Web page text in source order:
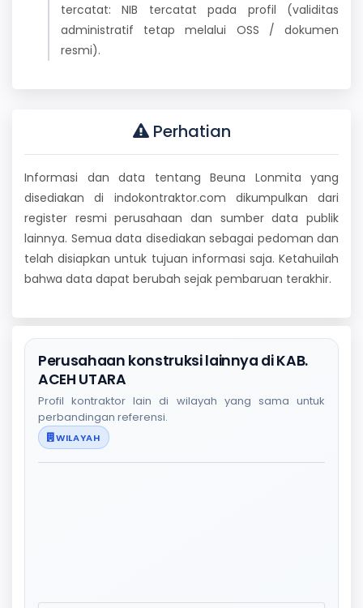
tercatat: NIB tercatat pada profil (validitas
administratif tetap melalui OSS / dokumen
resmi).
Perhatian
Informasi dan data tentang Beuna Lonmita yang
disediakan di indokontraktor.com dikumpulkan dari
register resmi perusahaan dan sumber data publik
lainnya. Semua data disediakan sebagai pedoman dan
telah disiapkan untuk tujuan informasi saja. Ketahuilah
bahwa data dapat berubah sejak pembaruan terakhir.
Perusahaan konstruksi lainnya di KAB.
ACEH UTARA
Profil kontraktor lain di wilayah yang sama untuk
perbandingan referensi.
WILAYAH